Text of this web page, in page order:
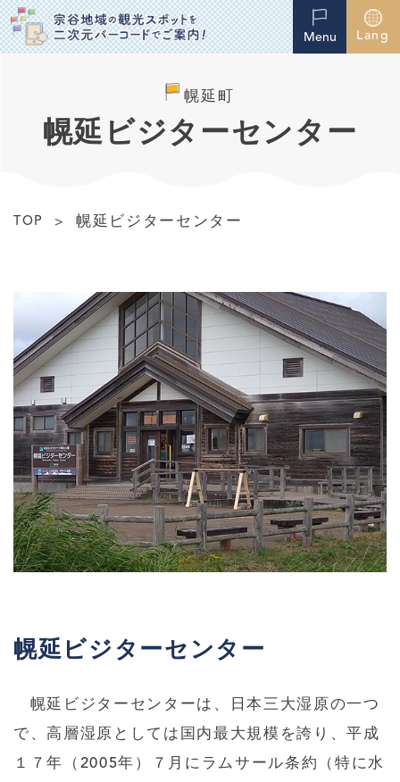
Menu Lang
幌延町
幌延ビジターセンター
TOP 幌延ビジターセンター
幌延ビジターセンター
幌延ビジターセンターは、日本三大湿原の一つ
で、高層湿原としては国内最大規模を誇り、平成
１７年（2005年）７月にラムサール条約（特に水